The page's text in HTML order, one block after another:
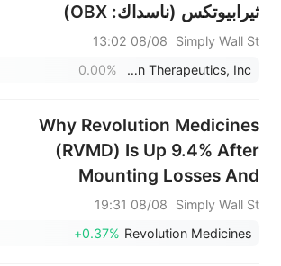
ثيرابيوتكس (ناسداك: OBX)
Simply Wall St
08/08 13:02
Obsidian Therapeutics, Inc.
0.00%
Why Revolution Medicines
(RVMD) Is Up 9.4% After
Mounting Losses And
Surging Daraxonrasib
Demand – And What's Next
Simply Wall St
08/08 19:31
Revolution Medicines
+0.37%